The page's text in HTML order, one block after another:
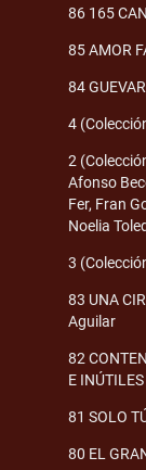
86 165
85 AMOR
84
4
2
Afonso
Fer, Fran
Noelia
3
83 UNA
Aguilar
82
E
81 SOLO
80 EL